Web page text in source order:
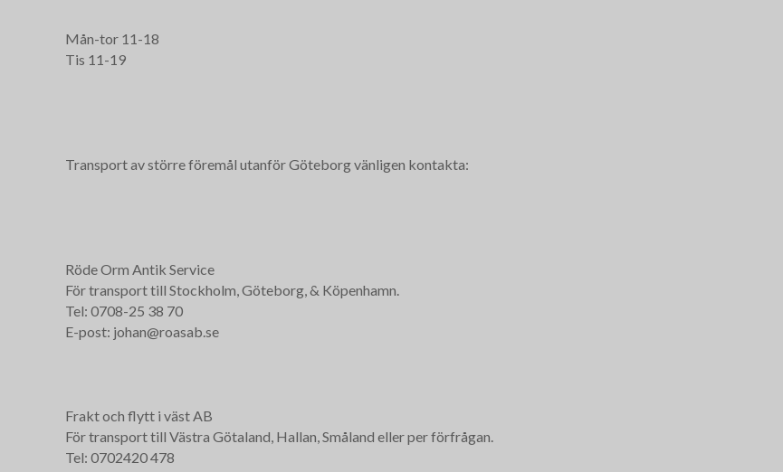
Mån-tor 11-18
Tis 11-19
Transport av större föremål utanför Göteborg vänligen kontakta:
Röde Orm Antik Service
För transport till Stockholm, Göteborg, & Köpenhamn.
Tel: 0708-25 38 70
E-post: johan@roasab.se
Frakt och flytt i väst AB
För transport till Västra Götaland, Hallan, Småland eller per förfrågan.
Tel: 0702420 478